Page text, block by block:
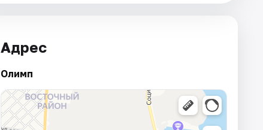
Адрес
Олимп